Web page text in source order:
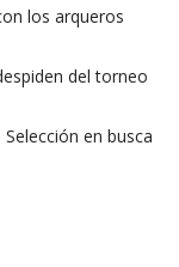
los arqueros
del torneo
en busca